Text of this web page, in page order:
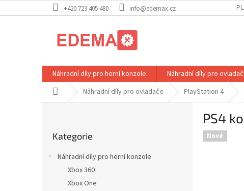
na
+420 723 405 480 info@edemax.cz
Náhradní díly pro herní konzole Náhradní díly pro
Domů Náhradní díly pro ovladače PlayStation 4
kategorie
Kategorie
Náhradní díly pro herní konzole
Xbox 360
Xbox One
PS4
Nové